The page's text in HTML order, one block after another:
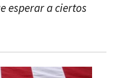
esperar a ciertos